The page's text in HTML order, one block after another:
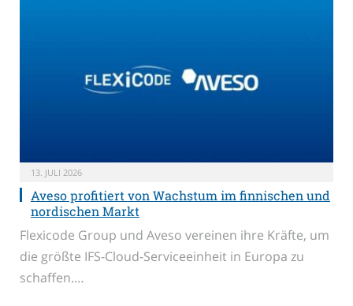
13. JULI 2026
Aveso profitiert von Wachstum im finnischen und
nordischen Markt
Flexicode Group und Aveso vereinen ihre Kräfte, um
die größte IFS-Cloud-Serviceeinheit in Europa zu
schaffen.…